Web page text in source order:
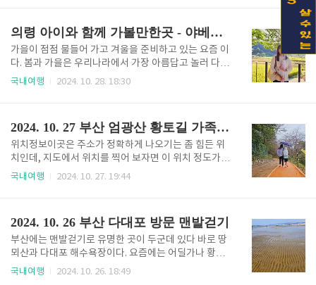
인하기해기사의 정의와 역할 해기사는 선박의 운항과
관리를 담당하는 전문 인력을 지칭합니다. 이들은 선박
의 안전한 운항, 화물의 적재 및 하역, 선원 관리, 기관
유지보수 등 다양한 업무를 수행합니다. 해기사는 크게
갑판부와 기관부로 나뉘며, 각 부서별로 세부적인 역할
다:항해 계획 수립 및 실행선박의..
의령 아이와 함께 가볼만한곳 - 야베스목장 (24년 10월)
가을이 점점 물들어 가고 겨울을 준비하고 있는 요즘 이
다. 봄과 가을은 우리나라에서 가장 아름답고 놀러 다니
기 좋지만 이전에 비해 그만큼 계절이 짧게 느껴지는 것
향수를 맡을 수 있을 것이기에 기록을 해 보자. 의령 가
볼만한 곳 확인하기위치와 주차정보주소 : 경남 의령군
대의면 행정리 181주차장 : 가게 바로 옆에 위치하고 있
음. 분위기 및 풍경 이곳은 아이와 함께 다녀올법한 곳
이기도 하며, 남녀노소 누구와 와도 괜찮은 장소 이다.
국내여행 2024. 10. 28. 18:30
2024. 10. 27 부산 엄광산 황토길 가족 방문기
위치정보이곳은 주소가 정확하게 나오기는 좀 힘든 위
치인데, 지도에서 위치를 찍어 보자면 이 위치 정도가
된다.주소 : 대한민국 부산광역시 부산진구 개금동 산6
나온건 우리 밖에 안보였지만 비가 많이 오지 않는 상황
에서 힘을 빼고 걷다보니 어싱의 효과가 더욱 커지는 것
같은 느낌이 들었다. 어싱(맨발걷기) 는 비오는 날 효과
가 더 커진다. 올해 초 부터 나는 맨발걷기를 즐겨하고
있다. 해보기 전까지는 몰랐는데 몇번 하다보니 이제는
국내여행 2024. 10. 27. 19:44
2024. 10. 26 부산 다대포 방문 맨발걷기
부산에는 맨발걷기로 유명한 곳이 두군데 있다 바로 땅
뫼산과 다대포 해수욕장이다. 요즘에는 어딜가나 황토
길을 조금씩 조성하고 있는 추세인것 같다. 아무래도 1
국내여행 2024. 10. 26. 18:49